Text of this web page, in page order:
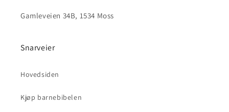
Gamleveien 34B, 1534 Moss
Snarveier
Hovedsiden
Kjøp barnebibelen